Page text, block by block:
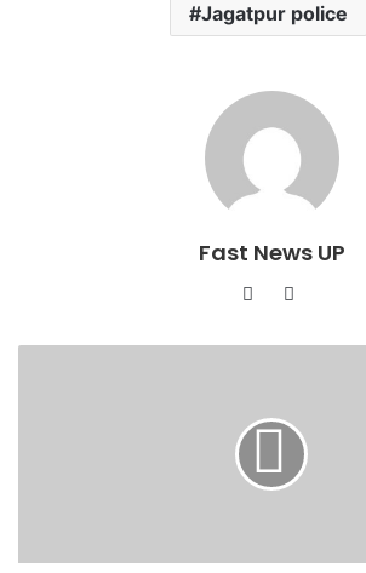
Jagatpur police
Fast News UP
Website
Facebook